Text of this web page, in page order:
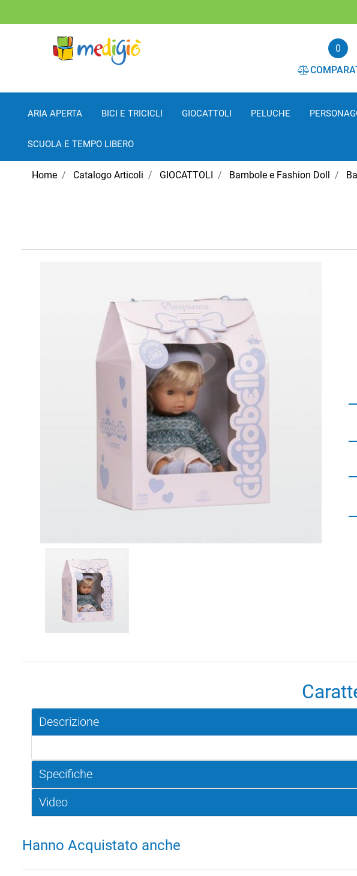
0
ARIA APERTA BICI E TRICICLI GIOCATTOLI PELUCHE
SCUOLA E TEMPO LIBERO
Home Catalogo Articoli GIOCATTOLI Bambole e Fashion Doll
Descrizione
Specifiche
Video
Hanno Acquistato anche